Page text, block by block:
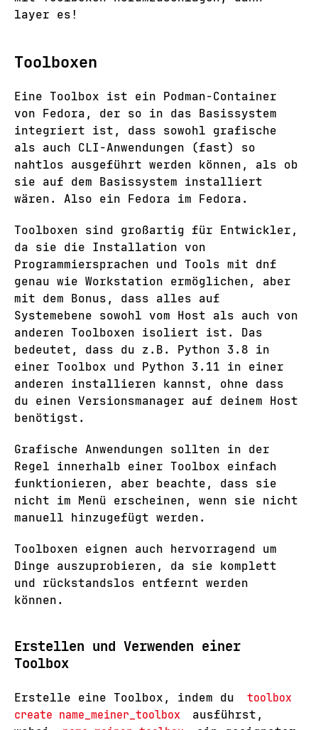
layer es!
Toolboxen
Eine Toolbox ist ein Podman-Container
von Fedora, der so in das Basissystem
integriert ist, dass sowohl grafische
als auch CLI-Anwendungen (fast) so
nahtlos ausgeführt werden können, als ob
sie auf dem Basissystem installiert
wären. Also ein Fedora im Fedora.
Toolboxen sind großartig für Entwickler,
da sie die Installation von
Programmiersprachen und Tools mit dnf
genau wie Workstation ermöglichen, aber
mit dem Bonus, dass alles auf
Systemebene sowohl vom Host als auch von
anderen Toolboxen isoliert ist. Das
bedeutet, dass du z.B. Python 3.8 in
einer Toolbox und Python 3.11 in einer
anderen installieren kannst, ohne dass
du einen Versionsmanager auf deinem Host
benötigst.
Grafische Anwendungen sollten in der
Regel innerhalb einer Toolbox einfach
funktionieren, aber beachte, dass sie
nicht im Menü erscheinen, wenn sie nicht
manuell hinzugefügt werden.
Toolboxen eignen auch hervorragend um
Dinge auszuprobieren, da sie komplett
und rückstandslos entfernt werden
können.
Erstellen und Verwenden einer
Toolbox
Erstelle eine Toolbox, indem du
toolbox
create name_meiner_toolbox
ausführst,